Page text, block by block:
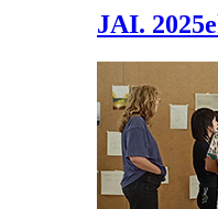
JAI.